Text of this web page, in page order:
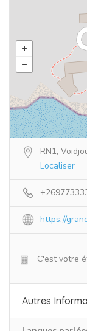
RN1,
Localiser
https://
C'est votre
Autres